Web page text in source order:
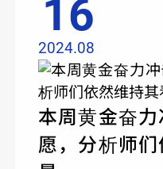
本周黄金奋
愿，分析师
16
2024.08